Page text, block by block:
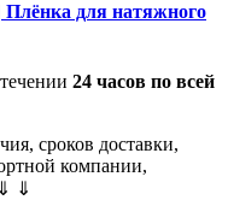
для натяжного
24 часов по всей
сроков доставки,
компании,
⇓